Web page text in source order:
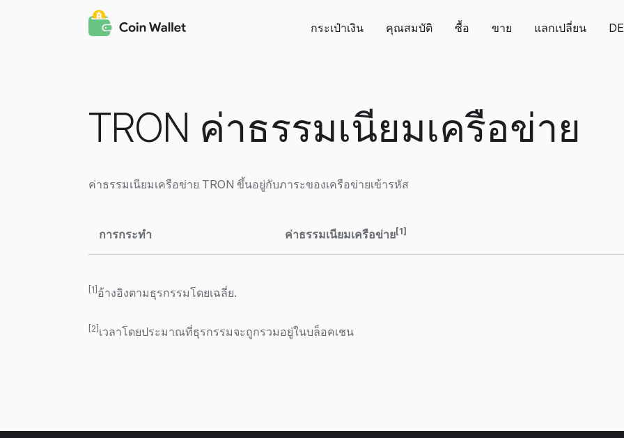
กระเป๋าเงิน คุณสมบัติ ซื้อ ขาย แลกเปลี่ยน
TRON ค่าธรรมเนียมเครือข่าย
ค่าธรรมเนียมเครือข่าย TRON ขึ้นอยู่กับภาระของเครือข่ายเข้ารหัส
การกระทำ ค่าธรรมเนียมเครือข่าย[1]
[1] อ้างอิงตามธุรกรรมโดยเฉลี่ย.
[2] เวลาโดยประมาณที่ธุรกรรมจะถูกรวมอยู่ในบล็อคเชน